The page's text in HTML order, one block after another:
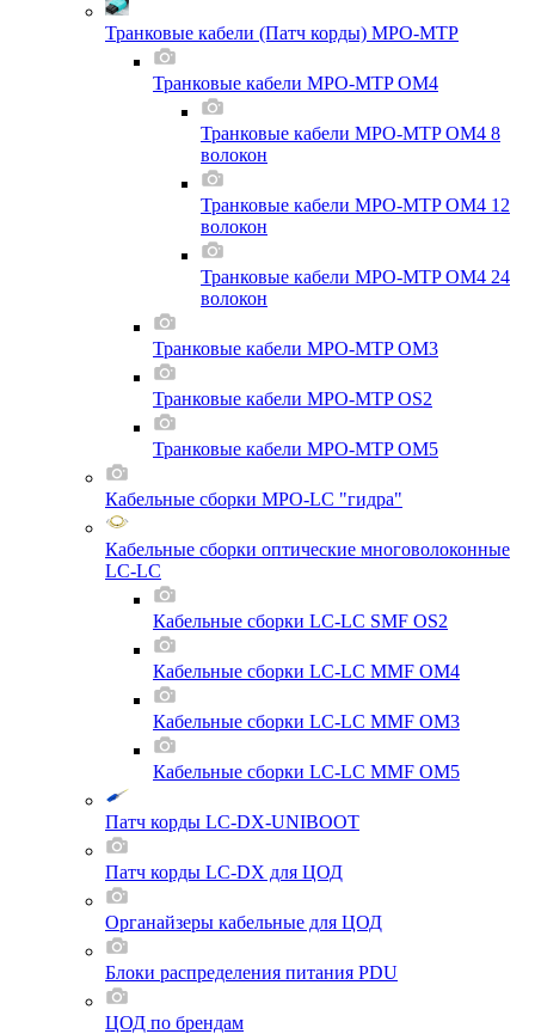
Транковые кабели (Патч корды) MPO-MTP
Транковые кабели MPO-MTP OM4
Транковые кабели MPO-MTP OM4 8
волокон
Транковые кабели MPO-MTP OM4 12
волокон
Транковые кабели MPO-MTP OM4 24
волокон
Транковые кабели MPO-MTP OM3
Транковые кабели MPO-MTP OS2
Транковые кабели MPO-MTP OM5
Кабельные сборки MPO-LC "гидра"
Кабельные сборки оптические многоволоконные
LC-LC
Кабельные сборки LC-LC SMF OS2
Кабельные сборки LC-LC MMF OM4
Кабельные сборки LC-LC MMF OM3
Кабельные сборки LC-LC MMF OM5
Патч корды LC-DX-UNIBOOT
Патч корды LC-DX для ЦОД
Органайзеры кабельные для ЦОД
Блоки распределения питания PDU
ЦОД по брендам